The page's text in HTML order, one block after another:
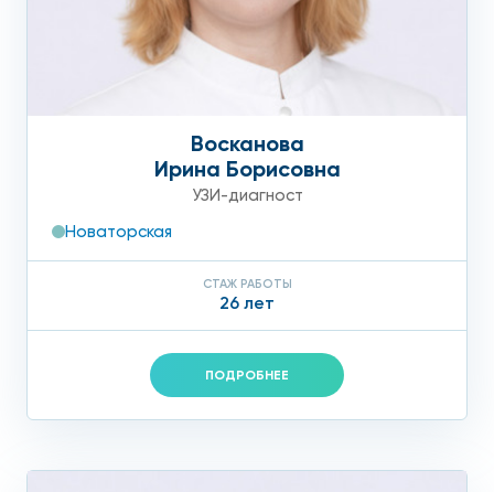
Восканова
Ирина Борисовна
УЗИ-диагност
Новаторская
СТАЖ РАБОТЫ
26 лет
ПОДРОБНЕЕ